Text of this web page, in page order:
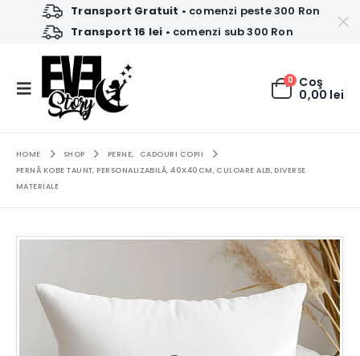
Transport Gratuit • comenzi peste 300 Ron
Transport 16 lei • comenzi sub 300 Ron
0 Coş
0,00 lei
HOME SHOP PERNE,
CADOURI COPII
PERNĂ KOBE TAUNT, PERSONALIZABILĂ, 40X40CM, CULOARE ALB, DIVERSE
MATERIALE